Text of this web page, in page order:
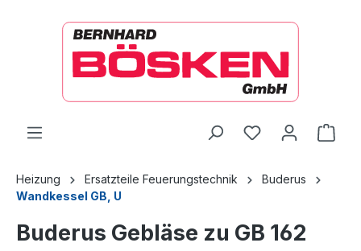
Heizung Ersatzteile Feuerungstechnik
Buderus
Wandkessel GB, U
Buderus Gebläse zu GB 162